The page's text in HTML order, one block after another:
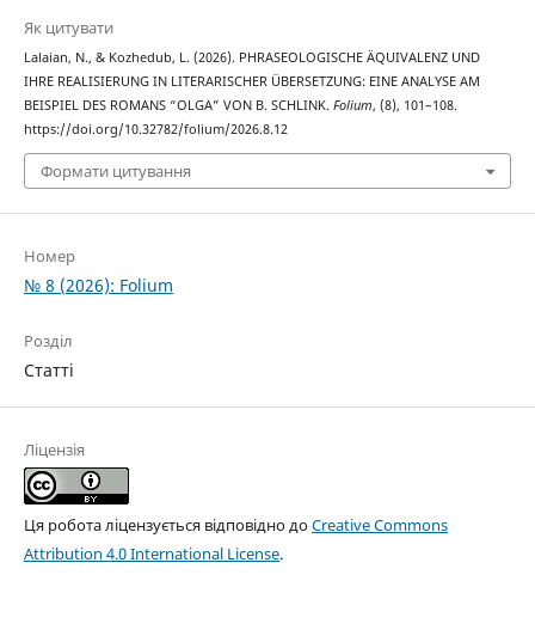
Як цитувати
Lalaian, N., & Kozhedub, L. (2026). PHRASEOLOGISCHE ÄQUIVALENZ UND
IHRE REALISIERUNG IN LITERARISCHER ÜBERSETZUNG: EINE ANALYSE AM
BEISPIEL DES ROMANS “OLGA” VON B. SCHLINK. Folium, (8), 101–108.
https://doi.org/10.32782/folium/2026.8.12
Формати цитування
Номер
№ 8 (2026): Folium
Розділ
Статті
Ліцензія
Ця робота ліцензується відповідно доCreative Commons
Attribution 4.0 International License.